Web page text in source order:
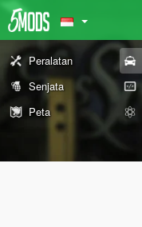
Peralatan
Senjata
Peta